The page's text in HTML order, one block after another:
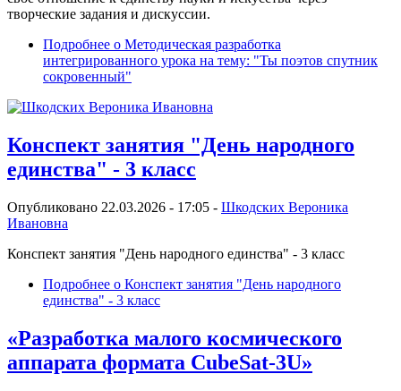
творческие задания и дискуссии.
Подробнее о Методическая разработка
интегрированного урока на тему: "Ты поэтов спутник
сокровенный"
Конспект занятия "День народного
единства" - 3 класс
Опубликовано 22.03.2026 - 17:05 - Шкодских Вероника
Ивановна
Конспект занятия "День народного единства" - 3 класс
Подробнее о Конспект занятия "День народного
единства" - 3 класс
«Разработка малого космического
аппарата формата CubeSat-3U»